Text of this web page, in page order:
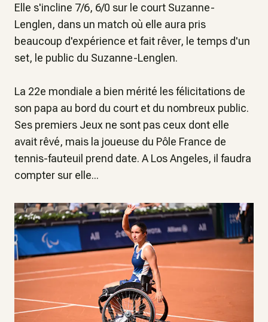
Elle s'incline 7/6, 6/0 sur le court Suzanne-
Lenglen, dans un match où elle aura pris
beaucoup d'expérience et fait rêver, le temps d'un
set, le public du Suzanne-Lenglen.
La 22e mondiale a bien mérité les félicitations de
son papa au bord du court et du nombreux public.
Ses premiers Jeux ne sont pas ceux dont elle
avait rêvé, mais la joueuse du Pôle France de
tennis-fauteuil prend date. A Los Angeles, il faudra
compter sur elle...